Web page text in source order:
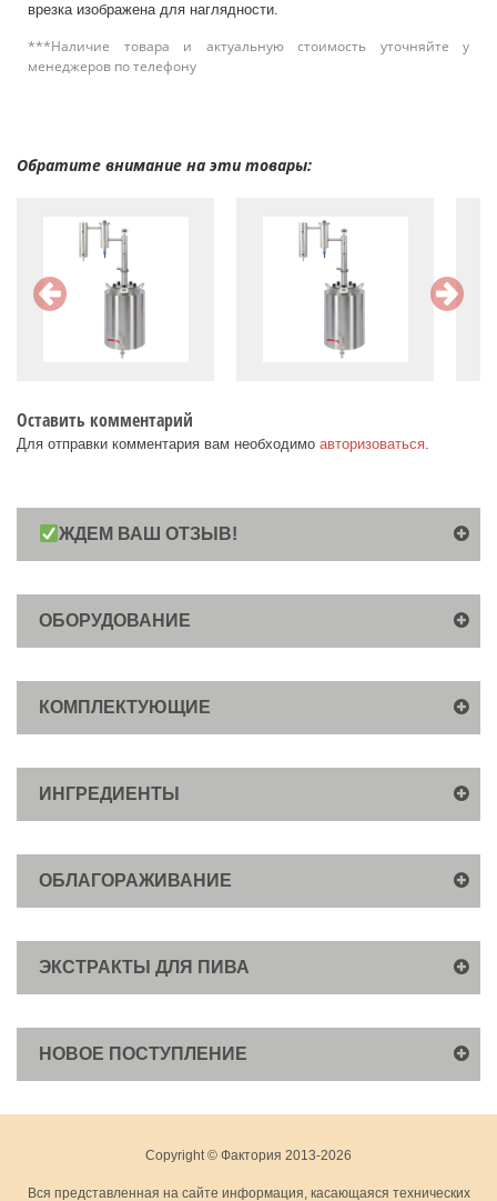
врезка изображена для наглядности.
***Наличие товара и актуальную стоимость уточняйте у
менеджеров по телефону
Обратите внимание на эти товары:
Оставить комментарий
Для отправки комментария вам необходимо авторизоваться.
ЖДЕМ ВАШ ОТЗЫВ!
ОБОРУДОВАНИЕ
КОМПЛЕКТУЮЩИЕ
ИНГРЕДИЕНТЫ
ОБЛАГОРАЖИВАНИЕ
ЭКСТРАКТЫ ДЛЯ ПИВА
НОВОЕ ПОСТУПЛЕНИЕ
Copyright © Фактория 2013-2026
Вся представленная на сайте информация, касающаяся технических